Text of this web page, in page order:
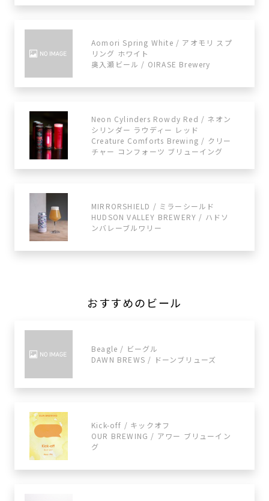
Aomori Spring White / アオモリ スプ
リング ホワイト
奥入瀬ビール / OIRASE Brewery
Neon Cylinders Rowdy Red / ネオン
シリンダー ラウディー レッド
Creature Comforts Brewing / クリー
チャー コンフォーツ ブリューイング
MIRRORSHIELD / ミラーシールド
HUDSON VALLEY BREWERY / ハドソ
ンバレーブルワリー
おすすめのビール
Beagle / ビーグル
DAWN BREWS / ドーンブリューズ
Kick-off / キックオフ
OUR BREWING / アワー ブリューイン
グ